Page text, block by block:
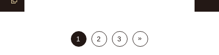
1 2 3 »